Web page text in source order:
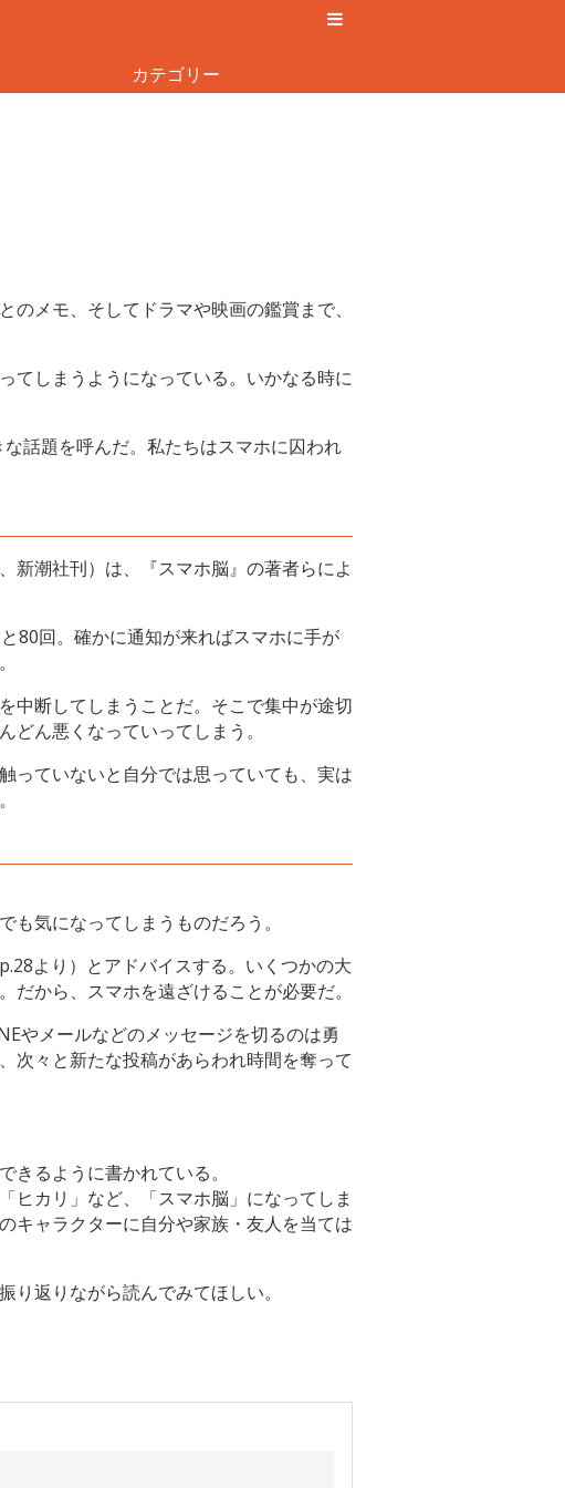
カテゴリー
メモ、そしてドラマや映画の鑑賞まで、
てしまうようになっている。いかなる時に
話題を呼んだ。私たちはスマホに囚われ
新潮社刊）は、『スマホ脳』の著者らによ
80回。確かに通知が来ればスマホに手が
中断してしまうことだ。そこで集中が途切
ん悪くなっていってしまう。
っていないと自分では思っていても、実は
も気になってしまうものだろう。
より）とアドバイスする。いくつかの大
から、スマホを遠ざけることが必要だ。
やメールなどのメッセージを切るのは勇
次々と新たな投稿があらわれ時間を奪って
るように書かれている。
ヒカリ」など、「スマホ脳」になってしま
キャラクターに自分や家族・友人を当ては
返りながら読んでみてほしい。